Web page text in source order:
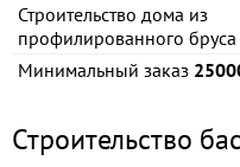
Строительство дома из
профилированного бруса
Минимальный заказ
Строительство